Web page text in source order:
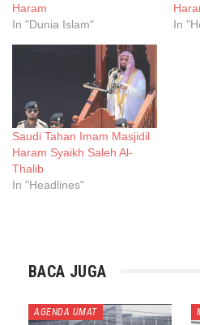
Haram
In "Dunia Islam"
In
Saudi Tahan Imam Masjidil
Haram Syaikh Saleh Al-
Thalib
In "Headlines"
BACA JUGA
AGENDA UMAT